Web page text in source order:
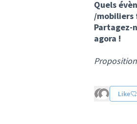
Quels
/mobiliers
Partagez-
agora !
Like